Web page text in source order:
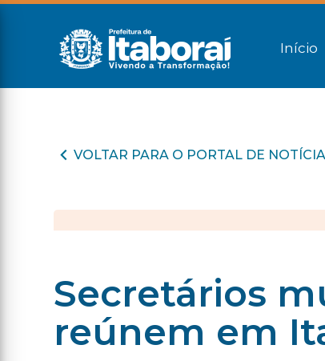
Início
VOLTAR PARA O PORTAL DE
Secretários
reúnem em